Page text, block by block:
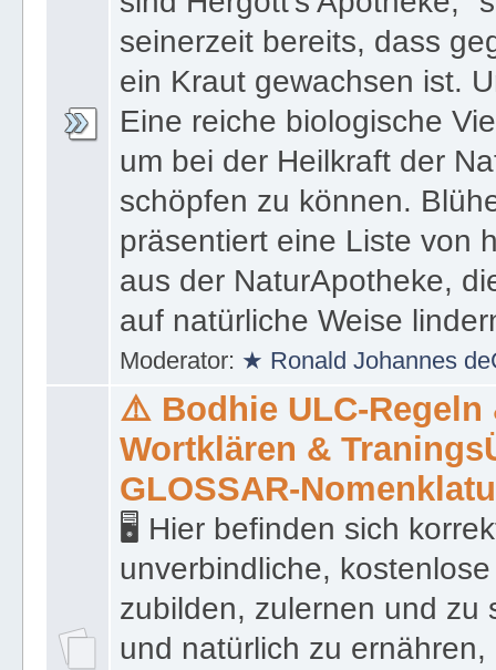
sind Hergott's Apotheke,"
seinerzeit bereits, dass
ein Kraut gewachsen ist.
Eine reiche biologische
um bei der Heilkraft der
schöpfen zu können.
präsentiert eine Liste von
aus der NaturApotheke,
auf natürliche Weise
Moderator:★ Ronald Johannes
⚠️ Bodhie ULC-Regeln
Wortklären &
GLOSSAR-
🖥 Hier befinden sich
unverbindliche,
zubilden, zulernen und zu